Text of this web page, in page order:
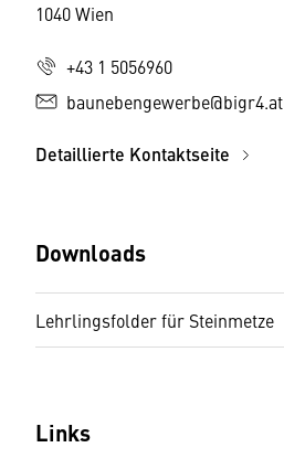
1040 Wien
+43 1 5056960
baunebengewerbe@bigr4.at
Detaillierte Kontaktseite
Downloads
Lehrlingsfolder für Steinmetze
Links